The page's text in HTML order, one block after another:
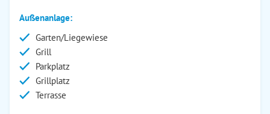
Außenanlage:
Garten/Liegewiese
Grill
Parkplatz
Grillplatz
Terrasse